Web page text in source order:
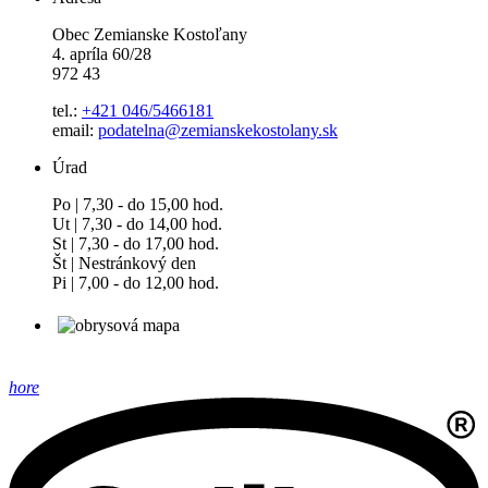
Obec Zemianske Kostoľany
4. apríla 60/28
972 43
tel.: +421 046/5466181
email: podatelna@zemianskekostolany.sk
Úrad
Po | 7,30 - do 15,00 hod.
Ut | 7,30 - do 14,00 hod.
St | 7,30 - do 17,00 hod.
Št | Nestránkový den
Pi | 7,00 - do 12,00 hod.
hore